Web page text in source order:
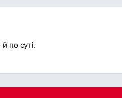
по суті.